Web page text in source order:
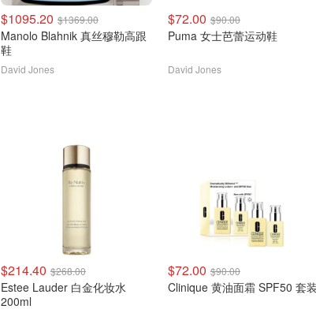
$1095.20 $1369.00
Manolo Blahnik 真丝穆勒高跟
鞋
David Jones
$72.00 $90.00
Puma 女士芭蕾运动鞋
David Jones
$214.40 $268.00
Estee Lauder 白金化妆水
200ml
$72.00 $90.00
Clinique 黄油面霜 SPF50 套